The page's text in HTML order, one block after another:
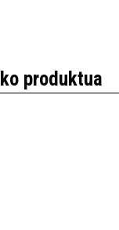
produktua